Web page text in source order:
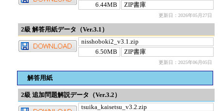
6.44MB
ZIP書庫
更新日：2026年05月27日
2級 解答用紙データ（Ver.3.1）
nisshoboki2_v3.1.zip
6.50MB
ZIP書庫
更新日：2025年06月05日
解答用紙
2級 追加問題解説データ（Ver.3.2）
tsuika_kaisetsu_v3.2.zip